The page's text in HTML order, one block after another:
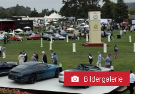
Bildergalerie